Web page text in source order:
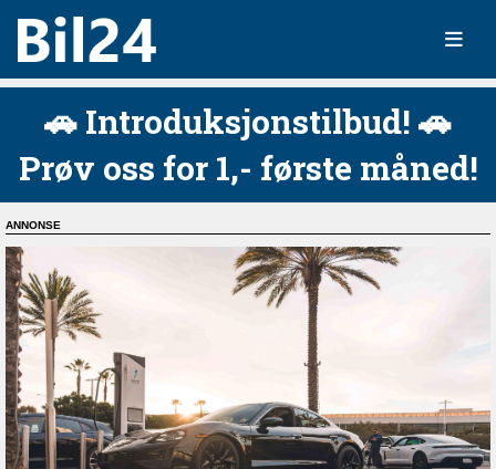
🚗 Introduksjonstilbud! 🚗
Prøv oss for 1,- første måned!